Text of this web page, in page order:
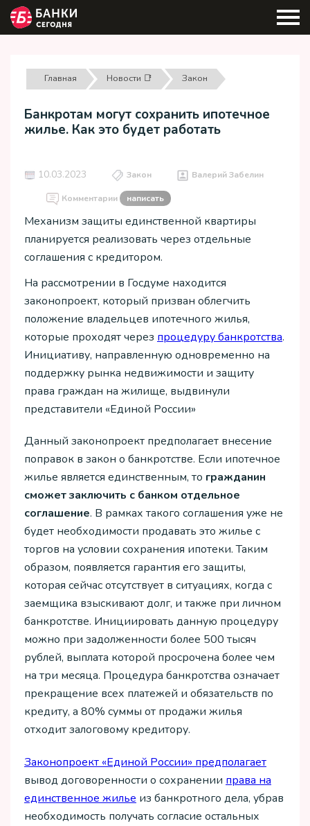
Главная Новости 📑 Закон
Банкротам могут сохранить ипотечное
жилье. Как это будет работать
10.03.2023 Закон Валерий Забелин
Комментарии написать
Механизм защиты единственной квартиры
планируется реализовать через отдельные
соглашения с кредитором.
На рассмотрении в Госдуме находится
законопроект, который призван облегчить
положение владельцев ипотечного жилья,
которые проходят через процедуру банкротства.
Инициативу, направленную одновременно на
поддержку рынка недвижимости и защиту
права граждан на жилище, выдвинули
представители «Единой России»
Данный законопроект предполагает внесение
поправок в закон о банкротстве. Если ипотечное
жилье является единственным, то гражданин
сможет заключить с банком отдельное
соглашение. В рамках такого соглашения уже не
будет необходимости продавать это жилье с
торгов на условии сохранения ипотеки. Таким
образом, появляется гарантия его защиты,
которая сейчас отсутствует в ситуациях, когда с
заемщика взыскивают долг, и также при личном
банкротстве. Инициировать данную процедуру
можно при задолженности более 500 тысяч
рублей, выплата которой просрочена более чем
на три месяца. Процедура банкротства означает
прекращение всех платежей и обязательств по
кредиту, а 80% суммы от продажи жилья
отходит залоговому кредитору.
Законопроект «Единой России» предполагает
вывод договоренности о сохранении права на
единственное жилье из банкротного дела, убрав
необходимость получать согласие остальных